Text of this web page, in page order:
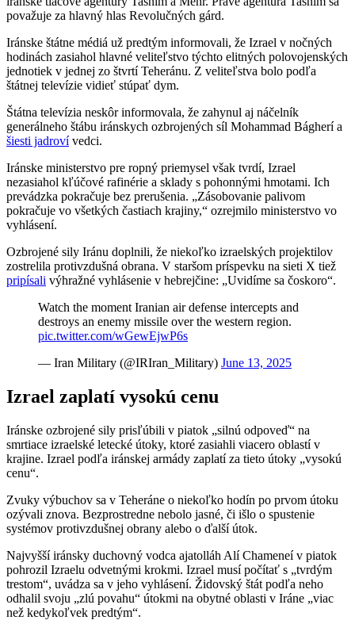
považuje za hlavný hlas Revolučných gárd.
Iránske štátne médiá už predtým informovali, že Izrael v nočných
hodinách zasiahol hlavné veliteľstvo týchto elitných polovojenských
jednotiek v jednej zo štvrtí Teheránu. Z veliteľstva bolo podľa
štátnej televízie vidieť stúpať dym.
Štátna televízia neskôr informovala, že zahynul aj náčelník
generálneho štábu iránskych ozbrojených síl Mohammad Bágherí a
šiesti jadrovívedci.
Iránske ministerstvo pre ropný priemysel však tvrdí, Izrael
nezasiahol kľúčové rafinérie a sklady s pohonnými hmotami. Ich
prevádzka pokračuje bez prerušenia. „Zásobovanie palivom
pokračuje vo všetkých častiach krajiny,“ ozrejmilo ministerstvo vo
vyhlásení.
Ozbrojené sily Iránu doplnili, že niekoľko izraelských projektilov
zostrelila protivzdušná obrana. V staršom príspevku na sieti X tiež
pripísali výhražné vyhlásenie v hebrejčine: „Uvidíme sa čoskoro“.
Watch the moment Iranian air defense intercepts and
destroys an enemy missile over the western region.
pic.twitter.com/wGewEjwP6s
— Iran Military (@IRIran_Military) June 13, 2025
Izrael zaplatí vysokú cenu
Iránske ozbrojené sily prisľúbili v piatok „silnú odpoveď“ na
smrtiace izraelské letecké útoky, ktoré zasiahli viacero oblastí v
krajine. Izrael podľa iránskej armády zaplatí za tieto útoky „vysokú
cenu“.
Zvuky výbuchov sa v Teheráne o niekoľko hodín po prvom útoku
ozývali znova. Bezprostredne nebolo jasné, či išlo o spustenie
systémov protivzdušnej obrany alebo o ďalší útok.
Najvyšší iránsky duchovný vodca ajatolláh Alí Chameneí v piatok
pohrozil Izraelu odvetnými krokmi. Izrael musí počítať s „tvrdým
trestom“, uvádza sa v jeho vyhlásení. Židovský štát podľa neho
odhalil svoju „zlú povahu“ útokmi na obytné oblasti v Iráne „viac
než kedykoľvek predtým“.